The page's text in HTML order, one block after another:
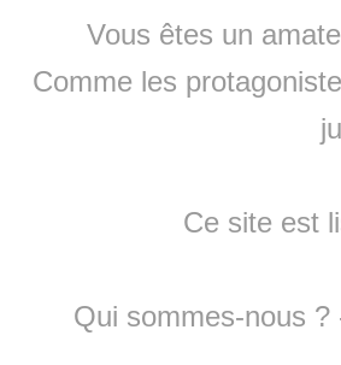
Vous êtes un
Comme les
Ce site est
Qui sommes-nous ?